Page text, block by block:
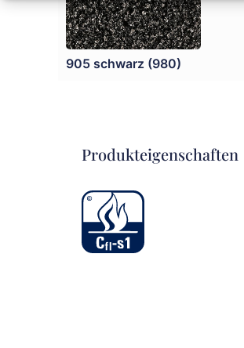
905 schwarz (980)
Produkteigenschaften